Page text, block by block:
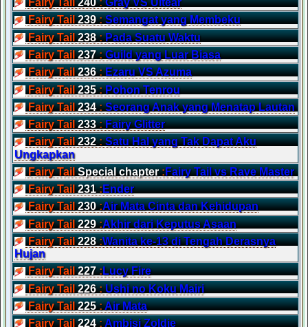
Fairy Tail 240:Gray VS Ultear
Fairy Tail 239:Semangat yang Membeku
Fairy Tail 238:Pada Suatu Waktu
Fairy Tail 237:Guild yang Luar Biasa
Fairy Tail 236:Ezaru VS Azuma
Fairy Tail 235:Pohon Tenrou
Fairy Tail 234:Seorang Anak yang Menatap Lautan
Fairy Tail 233:Fairy Glitter
Fairy Tail 232:Satu Hal yang Tak Dapat Aku
Ungkapkan
Fairy TailSpecial chapter:Fairy Tail vs Rave Master
Fairy Tail231:Ender
Fairy Tail230:Air Mata Cinta dan Kehidupan
Fairy Tail229:Akhir dari Keputus Asaan
Fairy Tail228:Wanita ke-13 di Tengah Derasnya
Hujan
Fairy Tail227:Lucy Fire
Fairy Tail226:Ushi no Koku Mairi
Fairy Tail225:Air Mata
Fairy Tail224:Ambisi Zoldie